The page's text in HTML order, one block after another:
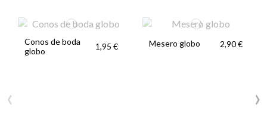
Conos de boda
globo
1,95 € Mesero globo 2,90 €
‹ ›